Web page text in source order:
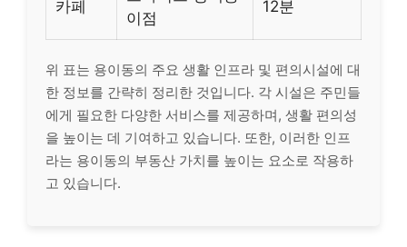
카페
이점
12분
위 표는 용이동의 주요 생활 인프라 및 편의시설에 대
한 정보를 간략히 정리한 것입니다. 각 시설은 주민들
에게 필요한 다양한 서비스를 제공하며, 생활 편의성
을 높이는 데 기여하고 있습니다. 또한, 이러한 인프
라는 용이동의 부동산 가치를 높이는 요소로 작용하
고 있습니다.